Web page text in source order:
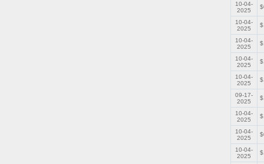
10-04-
2025
10-04-
2025
10-04-
2025
10-04-
2025
10-04-
2025
09-17-
2025
10-04-
2025
10-04-
2025
10-04-
2025